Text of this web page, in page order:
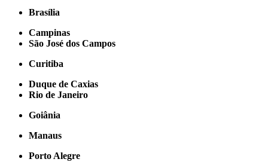
Brasília
Campinas
São José dos Campos
Curitiba
Duque de Caxias
Rio de Janeiro
Goiânia
Manaus
Porto Alegre